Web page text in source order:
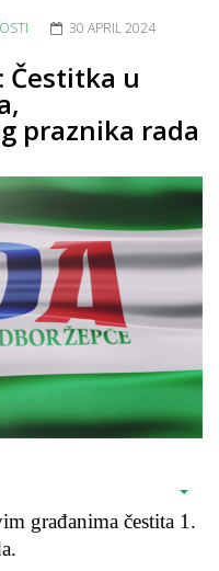
30 APRIL 2024
Čestitka u
praznika rada
građanima čestita 1.